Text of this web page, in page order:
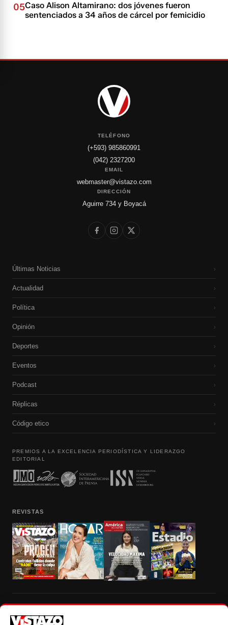
05Caso Alison Altamirano: dos jóvenes fueron
sentenciados a 34 años de cárcel por femicidio
TELÉFONO
(+593) 985860991
(042) 2327200
EMAIL
webmaster@vistazo.com
DIRECCIÓN
Aguirre 734 y Boyacá
Últimas Noticias ›
Actualidad ›
Política ›
Opinión ›
Deportes ›
Eventos ›
Podcast ›
Réplicas ›
Código etico ›
PREMIOS A LA EXCELENCIA PERIODÍSTICA Y LIDERAZGO
EDITORIAL
REVISTAS
autorización escrita de su titular, de todos los contenidos de Vistazo.com.